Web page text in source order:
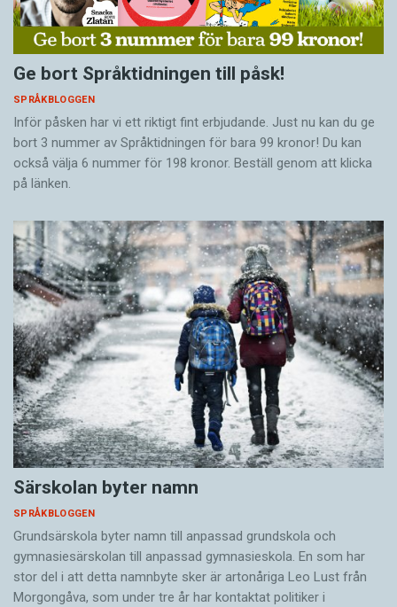
Ge bort Språktidningen till påsk!
SPRÅKBLOGGEN
Inför påsken har vi ett riktigt fint erbjudande. Just nu kan du ge
bort 3 nummer av Språktidningen för bara 99 kronor! Du kan
också välja 6 nummer för 198 kronor. Beställ genom att klicka
på länken.
Särskolan byter namn
SPRÅKBLOGGEN
Grundsärskola byter namn till anpassad grundskola och
gymnasiesärskolan till anpassad gymnasieskola. En som har
stor del i att detta namnbyte sker är artonåriga Leo Lust från
Morgongåva, som under tre år har kontaktat politiker i